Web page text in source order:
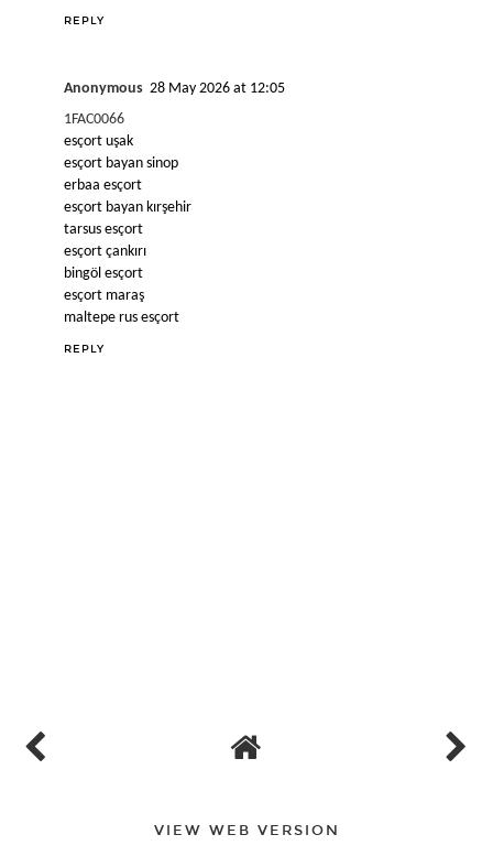
REPLY
Anonymous 28 May 2026 at 12:05
1FAC0066
esçort uşak
esçort bayan sinop
erbaa esçort
esçort bayan kırşehir
tarsus esçort
esçort çankırı
bingöl esçort
esçort maraş
maltepe rus esçort
REPLY
VIEW WEB VERSION